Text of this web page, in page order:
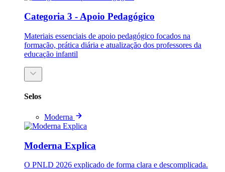
Categoria 3 - Apoio Pedagógico
Materiais essenciais de apoio pedagógico focados na
formação, prática diária e atualização dos professores da
educação infantil
Selos
Moderna
Moderna Explica
O PNLD 2026 explicado de forma clara e descomplicada.